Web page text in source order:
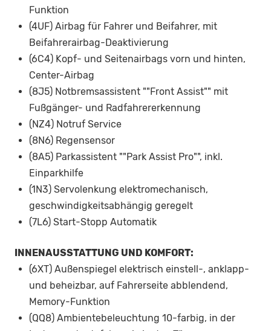
Funktion
(4UF) Airbag für Fahrer und Beifahrer, mit
Beifahrerairbag-Deaktivierung
(6C4) Kopf- und Seitenairbags vorn und hinten,
Center-Airbag
(8J5) Notbremsassistent ""Front Assist"" mit
Fußgänger- und Radfahrererkennung
(NZ4) Notruf Service
(8N6) Regensensor
(8A5) Parkassistent ""Park Assist Pro"", inkl.
Einparkhilfe
(1N3) Servolenkung elektromechanisch,
geschwindigkeitsabhängig geregelt
(7L6) Start-Stopp Automatik
INNENAUSSTATTUNG UND KOMFORT:
(6XT) Außenspiegel elektrisch einstell-, anklapp-
und beheizbar, auf Fahrerseite abblendend,
Memory-Funktion
(QQ8) Ambientebeleuchtung 10-farbig, in der